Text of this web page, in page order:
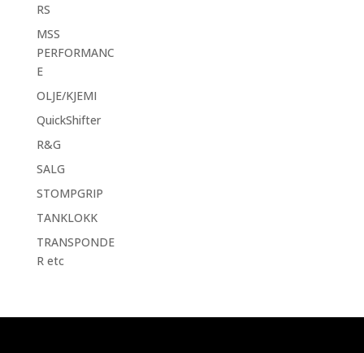
RS
MSS
PERFORMANC
E
OLJE/KJEMI
QuickShifter
R&G
SALG
STOMPGRIP
TANKLOKK
TRANSPONDE
R etc